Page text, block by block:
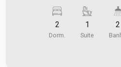
Rodovia Presidente Dutra, a
escolas, farmácias,
Região nobre e com
2
Dorm.
1
Suite
2